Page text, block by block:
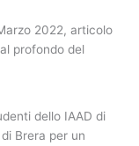
2022, articolo
profondo del
dello IAAD di
Brera per un